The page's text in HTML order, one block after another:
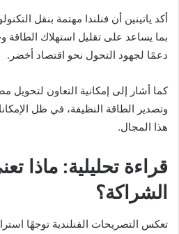
أكد ياتينين أن فنلندا مهتمة بنقل
بما يساعد على تقليل استهلاك الطاقة
دعمًا لجهود التحول نحو اقتصاد أخضر.
كما أشار إلى إمكانية التعاون لتحويل
وتصدير الطاقة النظيفة، في ظل
هذا المجال.
قراءة تحليلية: ماذا
الشراكة؟
تعكس التصريحات الفنلندية توجهًا